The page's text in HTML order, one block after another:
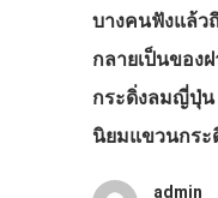
บางคนฟังแล้ว
กลายเป็นของ
กระดิ่งลมญี่ปุ่
นิยมแขวนกร
admin